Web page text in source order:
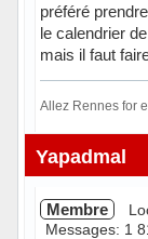
préféré
le calendrier
mais il faut
Allez Rennes for
Hors ligne
Yapadmal
Membre
Messages: 1